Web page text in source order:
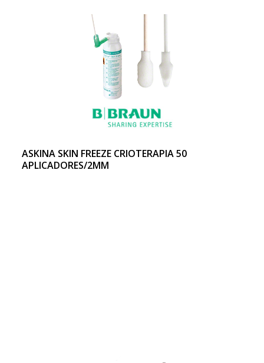
ASKINA SKIN FREEZE CRIOTERAPIA 50
APLICADORES/2MM